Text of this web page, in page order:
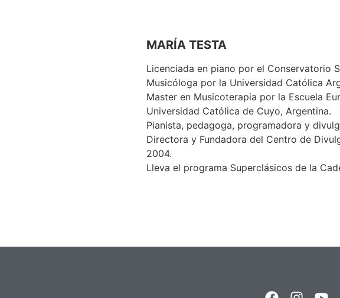
MARÍA TESTA
Licenciada en piano por el Conservatorio
Musicóloga por la Universidad Católica
Master en Musicoterapia por la Escuela
Universidad Católica de Cuyo, Argentina.
Pianista, pedagoga, programadora y
Directora y Fundadora del Centro de
2004.
Lleva el programa Superclásicos de la